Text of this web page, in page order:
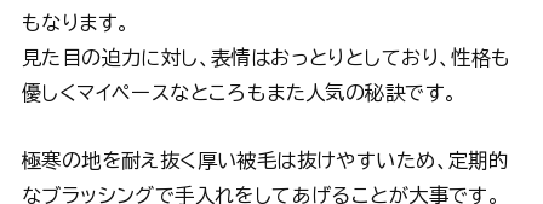
もなります。
見た目の迫力に対し、表情はおっとりとしており、性格も
優しくマイペースなところもまた人気の秘訣です。
極寒の地を耐え抜く厚い被毛は抜けやすいため、定期的
なブラッシングで手入れをしてあげることが大事です。